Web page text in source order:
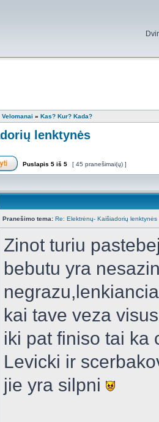
Velomanai » Kas? Kur? Kada?
lenktynės
Puslapis 5 iš 5 [ 45 pranešimai(ų) ]
Pranešimo tema: Re: Elektrėnų- Kaišiadorių lenktynės
Zinot turiu
bebutu yra
kai tave veza
iki pat finiso tai ka
Levicki ir
jie yra silpni